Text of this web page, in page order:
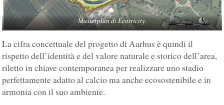
Masterplan di Ecotricity.
La cifra concettuale del progetto di Aarhus è quindi il
rispetto dell’identità e del valore naturale e storico dell’area,
riletto in chiave contemporanea per realizzare uno stadio
perfettamente adatto al calcio ma anche ecosostenibile e in
armonia con il suo ambiente.